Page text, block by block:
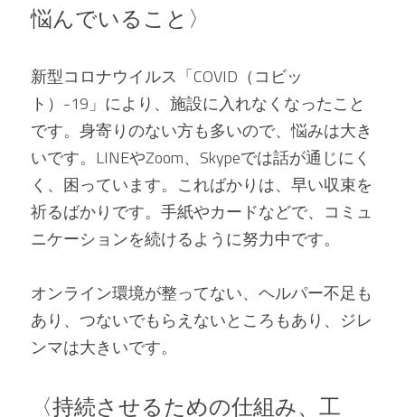
悩んでいること〉
新型コロナウイルス「COVID（コビッ
ト）-19」により、施設に入れなくなったこと
です。身寄りのない方も多いので、悩みは大き
いです。LINEやZoom、Skypeでは話が通じにく
く、困っています。こればかりは、早い収束を
祈るばかりです。手紙やカードなどで、コミュ
ニケーションを続けるように努力中です。
オンライン環境が整ってない、ヘルパー不足も
あり、つないでもらえないところもあり、ジレ
ンマは大きいです。
〈持続させるための仕組み、工